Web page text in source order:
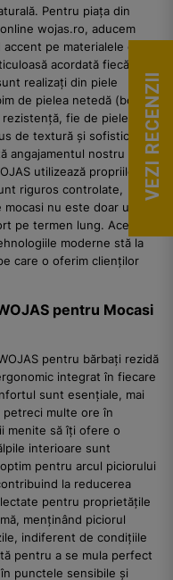
Pentru piața din
wojas.ro, aducem
pe materialele de
acordată fiecărui
realizați din piele
de pielea netedă (box),
fie de pielea
de textură și sofisticare.
angajamentul nostru față
utilizează propriile
riguros controlate,
nu este doar un
pe termen lung. Această
moderne stă la
care o oferim clienților
pentru Mocasi
pentru bărbați rezidă
integrat în fiecare
sunt esențiale, mai
petreci multe ore în
menite să îți ofere o
interioare sunt
pentru arcul piciorului
la reducerea
pentru proprietățile
menținând piciorul
indiferent de condițiile
pentru a se mula perfect
punctele sensibile și
VEZI RECENZII